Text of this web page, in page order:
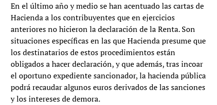
En el último año y medio se han acentuado las cartas de
Hacienda a los contribuyentes que en ejercicios
anteriores no hicieron la declaración de la Renta. Son
situaciones específicas en las que Hacienda presume que
los destinatarios de estos procedimientos están
obligados a hacer declaración, y que además, tras incoar
el oportuno expediente sancionador, la hacienda pública
podrá recaudar algunos euros derivados de las sanciones
y los intereses de demora.